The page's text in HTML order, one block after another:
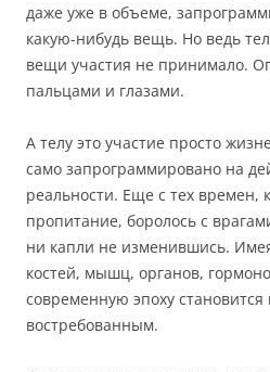
даже уже в объеме,
какую-нибудь вещь. Но ведь
вещи участия не принимало.
пальцами и глазами.
А телу это участие просто
само запрограммировано на
реальности. Еще с тех времен,
пропитание, боролось с
ни капли не изменившись.
костей, мышц, органов,
современную эпоху
востребованным.